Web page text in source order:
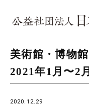
美術館・博物
2021年1月〜2月
2020.12.29